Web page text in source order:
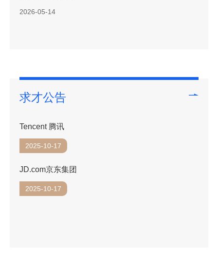
2026-05-14
求才公告
华盛元宏科技（北京）有限公司Huasheng Yuanhon
g Technology (Beijing) Co., LTD
首实国际商务服务（北京）有限公司 Capital Industri
al International business Service Co., Ltd